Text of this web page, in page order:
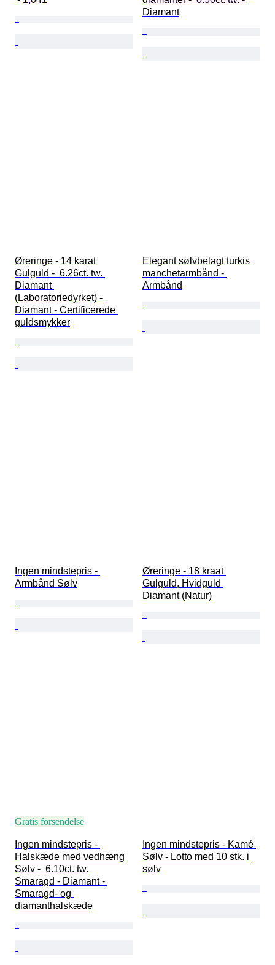
Diamant
Øreringe - 14 karat
Gulguld -  6.26ct. tw.
Diamant
(Laboratoriedyrket) -
Diamant - Certificerede
guldsmykker
Elegant sølvbelagt turkis
manchetarmbånd -
Armbånd
Ingen mindstepris -
Armbånd Sølv
Øreringe - 18 kraat
Gulguld, Hvidguld
Diamant (Natur)
Gratis forsendelse
Ingen mindstepris -
Halskæde med vedhæng
Sølv -  6.10ct. tw.
Smaragd - Diamant -
Smaragd- og
diamanthalskæde
Ingen mindstepris - Kamé
Sølv - Lotto med 10 stk. i
sølv